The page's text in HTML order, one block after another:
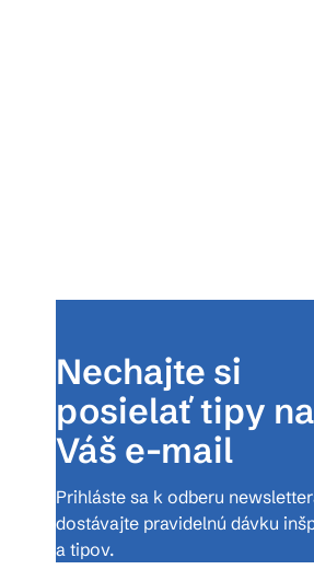
Nechajte si
posielať tipy na
Váš e-mail
Prihláste sa k odberu
dostávajte pravidelnú dávku
a tipov.